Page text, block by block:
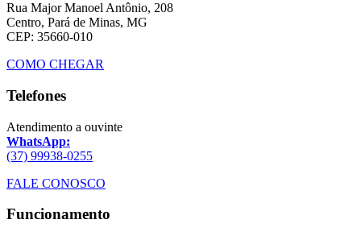
Rua Major Manoel Antônio, 208
Centro, Pará de Minas, MG
CEP: 35660-010
COMO CHEGAR
Telefones
Atendimento a ouvinte
WhatsApp:
(37) 99938-0255
FALE CONOSCO
Funcionamento